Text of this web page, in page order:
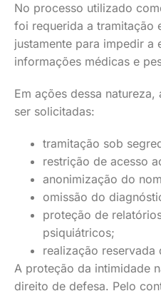
No processo utilizado
foi requerida a tramitação
justamente para impedir a
informações médicas e
Em ações dessa
ser solicitadas:
tramitação sob
restrição de acesso
anonimização do
omissão do
proteção de
psiquiátricos;
realização reservada
A proteção da intimidade
direito de defesa. Pelo